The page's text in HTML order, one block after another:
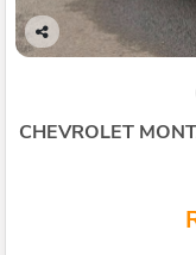
Co
CHEVROLET